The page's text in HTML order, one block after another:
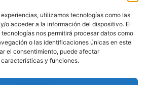
utilizamos tecnologías como las
o acceder a la información del dispositivo. El
nos permitirá procesar datos como
o las identificaciones únicas en este
el consentimiento, puede afectar
y funciones.